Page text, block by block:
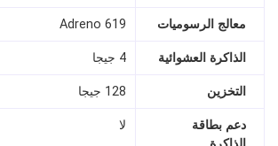
معالج الرسوميات Adreno 619
الذاكرة العشوائية 4 جيجا
التخزين 128 جيجا
دعم بطاقة
لا